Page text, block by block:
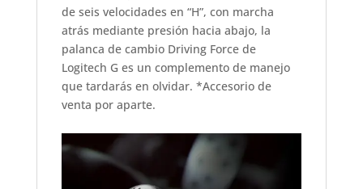
de seis velocidades en “H”, con marcha
atrás mediante presión hacia abajo, la
palanca de cambio Driving Force de
Logitech G es un complemento de manejo
que tardarás en olvidar. *Accesorio de
venta por aparte.